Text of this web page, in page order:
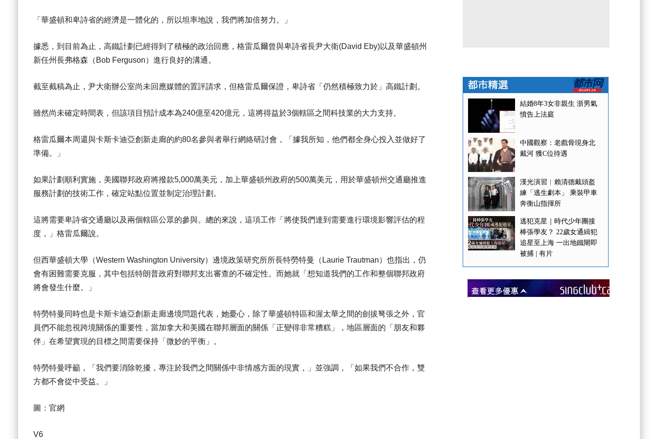
「華盛頓和卑詩省的經濟是一體化的，所以坦率地說，我們將加倍努力。」
據悉，到目前為止，高鐵計劃已經得到了積極的政治回應，格雷瓜爾曾與卑詩省長尹大衛(David Eby)以及華盛頓州
新任州長弗格森（Bob Ferguson）進行良好的溝通。
截至截稿為止，尹大衛辦公室尚未回應媒體的置評請求，但格雷瓜爾保證，卑詩省「仍然積極致力於」高鐵計劃。
雖然尚未確定時間表，但該項目預計成本為240億至420億元，這將得益於3個轄區之間科技業的大力支持。
格雷瓜爾本周還與卡斯卡迪亞創新走廊的約80名參與者舉行網絡研討會，「據我所知，他們都全身心投入並做好了
準備。」
如果計劃順利實施，美國聯邦政府將撥款5,000萬美元，加上華盛頓州政府的500萬美元，用於華盛頓州交通廳推進
服務計劃的技術工作，確定站點位置並制定治理計劃。
這將需要卑詩省交通廳以及兩個轄區公眾的參與。總的來說，這項工作「將使我們達到需要進行環境影響評估的程
度，」格雷瓜爾說。
但西華盛頓大學（Western Washington University）邊境政策研究所所長特勞特曼（Laurie Trautman）也指出，仍
會有困難需要克服，其中包括特朗普政府對聯邦支出審查的不確定性。而她就「想知道我們的工作和整個聯邦政府
將會發生什麼。」
特勞特曼同時也是卡斯卡迪亞創新走廊邊境問題代表，她憂心，除了華盛頓特區和渥太華之間的劍拔弩張之外，官
員們不能忽視跨境關係的重要性，當加拿大和美國在聯邦層面的關係「正變得非常糟糕」，地區層面的「朋友和夥
伴」在希望實現的目標之間需要保持「微妙的平衡」。
特勞特曼呼籲，「我們要消除乾擾，專注於我們之間關係中非情感方面的現實，」並強調，「如果我們不合作，雙
方都不會從中受益。」
圖：官網
V6